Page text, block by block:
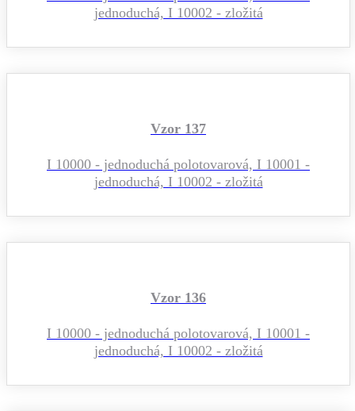
jednoduchá, I 10002 - zložitá
Vzor 137
I 10000 - jednoduchá polotovarová, I 10001 -
jednoduchá, I 10002 - zložitá
Vzor 136
I 10000 - jednoduchá polotovarová, I 10001 -
jednoduchá, I 10002 - zložitá